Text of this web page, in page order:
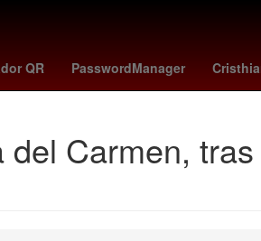
QR PasswordManager
Curry curry Deadpool botafogo
Carmen,